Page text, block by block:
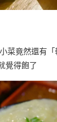
菜竟然還有
覺得飽了